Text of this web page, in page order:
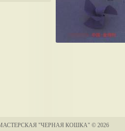
"ЧЕРНАЯ КОШКА" © 2026